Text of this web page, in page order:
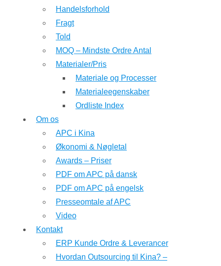
Handelsforhold
Fragt
Told
MOQ – Mindste Ordre Antal
Materialer/Pris
Materiale og Processer
Materialeegenskaber
Ordliste Index
Om os
APC i Kina
Økonomi & Nøgletal
Awards – Priser
PDF om APC på dansk
PDF om APC på engelsk
Presseomtale af APC
Video
Kontakt
ERP Kunde Ordre & Leverancer
Hvordan Outsourcing til Kina? –